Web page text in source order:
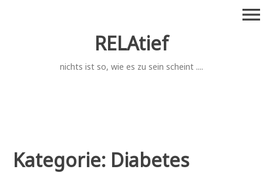
RELAtief
nichts ist so, wie es zu sein scheint ....
menu
Kategorie: Diabetes